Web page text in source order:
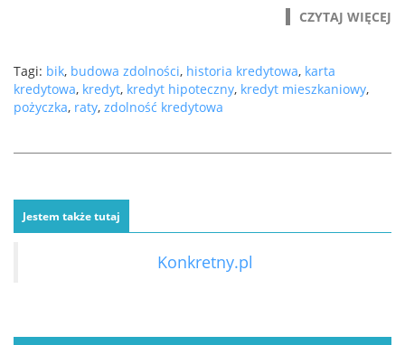
CZYTAJ WIĘCEJ
Tagi: bik, budowa zdolności, historia kredytowa, karta
kredytowa, kredyt, kredyt hipoteczny, kredyt mieszkaniowy,
pożyczka, raty, zdolność kredytowa
Jestem także tutaj
Konkretny.pl